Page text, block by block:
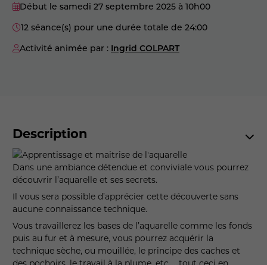
Début le samedi 27 septembre 2025 à 10h00
12 séance(s) pour une durée totale de 24:00
Activité animée par : Ingrid COLPART
Description
Dans une ambiance détendue et conviviale vous pourrez
découvrir l’aquarelle et ses secrets.
Il vous sera possible d’apprécier cette découverte sans
aucune connaissance technique.
Vous travaillerez les bases de l’aquarelle comme les fonds
puis au fur et à mesure, vous pourrez acquérir la
technique sèche, ou mouillée, le principe des caches et
des pochoirs, le travail à la plume, etc … tout ceci en